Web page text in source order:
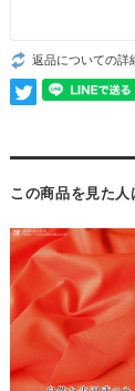
返品についての詳
この商品を見た